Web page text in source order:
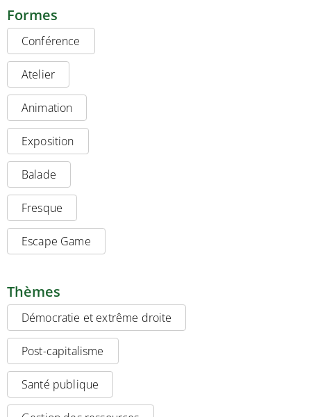
Formes
Conférence
Atelier
Animation
Exposition
Balade
Fresque
Escape Game
Thèmes
Démocratie et extrême droite
Post-capitalisme
Santé publique